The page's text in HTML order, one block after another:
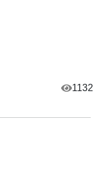
1132